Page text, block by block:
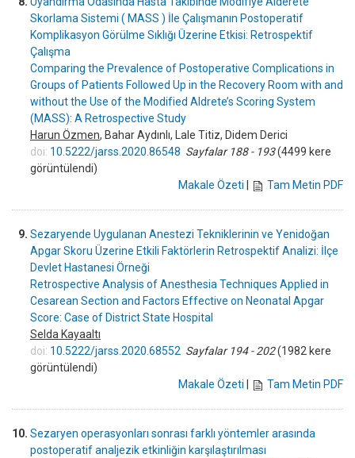
Skorlama Sistemi ( MASS ) İle Çalışmanın Postoperatif
Komplikasyon Görülme Sıklığı Üzerine Etkisi: Retrospektif
Çalışma
Comparing the Prevalence of Postoperative Complications in
Groups of Patients Followed Up in the Recovery Room with and
without the Use of the Modified Aldrete’s Scoring System
(MASS): A Retrospective Study
Harun Özmen, Bahar Aydınlı, Lale Titiz, Didem Derici
doi: 10.5222/jarss.2020.86548 Sayfalar 188 - 193(4499 kere
görüntülendi)
Makale Özeti
Tam Metin PDF
9. Sezaryende Uygulanan Anestezi Tekniklerinin ve Yenidoğan
Apgar Skoru Üzerine Etkili Faktörlerin Retrospektif Analizi: İlçe
Devlet Hastanesi Örneği
Retrospective Analysis of Anesthesia Techniques Applied in
Cesarean Section and Factors Effective on Neonatal Apgar
Score: Case of District State Hospital
Selda Kayaaltı
doi: 10.5222/jarss.2020.68552 Sayfalar 194 - 202(1982 kere
görüntülendi)
Makale Özeti
Tam Metin PDF
10. Sezaryen operasyonları sonrası farklı yöntemler arasında
postoperatif analjezik etkinliğin karşılaştırılması